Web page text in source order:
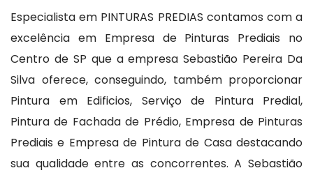
Especialista em PINTURAS PREDIAS contamos com a
excelência em Empresa de Pinturas Prediais no
Centro de SP que a empresa Sebastião Pereira Da
Silva oferece, conseguindo, também proporcionar
Pintura em Edificios, Serviço de Pintura Predial,
Pintura de Fachada de Prédio, Empresa de Pinturas
Prediais e Empresa de Pintura de Casa destacando
sua qualidade entre as concorrentes. A Sebastião